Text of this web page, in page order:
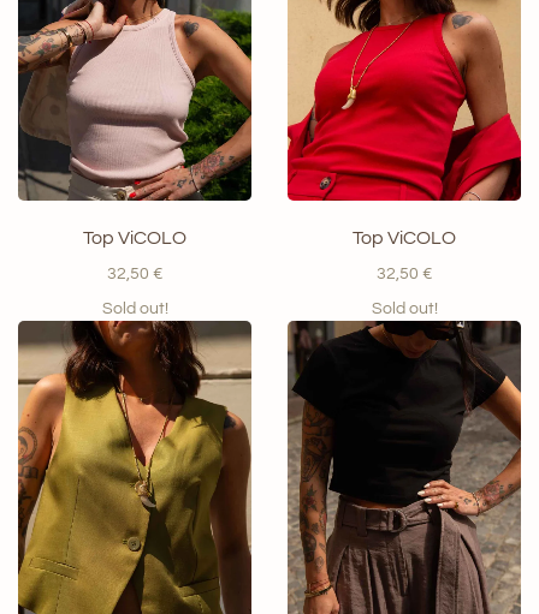
Top ViCOLO
32,50 €
Sold out!
Top ViCOLO
32,50 €
Sold out!